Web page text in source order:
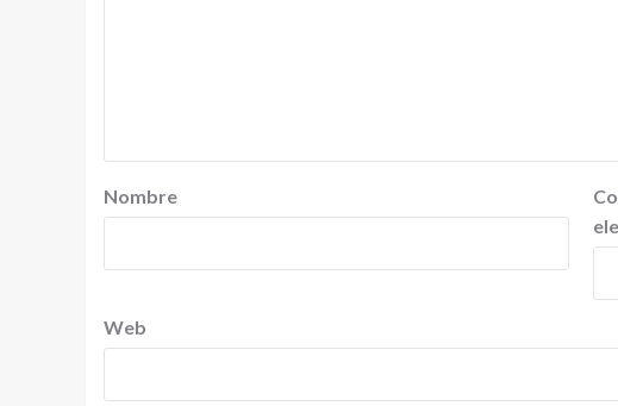
Nombre
Web